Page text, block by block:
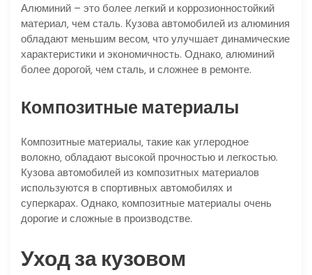
Алюминий – это более легкий и коррозионностойкий
материал‚ чем сталь. Кузова автомобилей из алюминия
обладают меньшим весом‚ что улучшает динамические
характеристики и экономичность. Однако‚ алюминий
более дорогой‚ чем сталь‚ и сложнее в ремонте.
Композитные материалы
Композитные материалы‚ такие как углеродное
волокно‚ обладают высокой прочностью и легкостью.
Кузова автомобилей из композитных материалов
используются в спортивных автомобилях и
суперкарах. Однако‚ композитные материалы очень
дорогие и сложные в производстве.
Уход за кузовом